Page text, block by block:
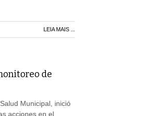
LEIA MAIS ...
de
Municipal, inició
acciones en el